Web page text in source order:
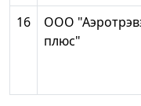
16
ООО
плюс"